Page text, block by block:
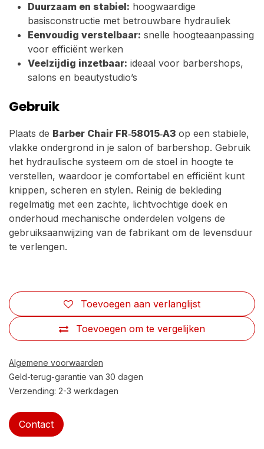
Duurzaam en stabiel: hoogwaardige
basisconstructie met betrouwbare hydrauliek
Eenvoudig verstelbaar: snelle hoogteaanpassing
voor efficiënt werken
Veelzijdig inzetbaar: ideaal voor barbershops,
salons en beautystudio’s
Gebruik
Plaats de Barber Chair FR‑58015‑A3 op een stabiele,
vlakke ondergrond in je salon of barbershop. Gebruik
het hydraulische systeem om de stoel in hoogte te
verstellen, waardoor je comfortabel en efficiënt kunt
knippen, scheren en stylen. Reinig de bekleding
regelmatig met een zachte, lichtvochtige doek en
onderhoud mechanische onderdelen volgens de
gebruiksaanwijzing van de fabrikant om de levensduur
te verlengen.
Toevoegen om te vergelijken
Toevoegen aan verlanglijst
Algemene voorwaarden
Geld-terug-garantie van 30 dagen
Verzending: 2-3 werkdagen
Contact